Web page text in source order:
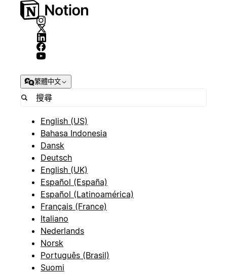
繁體中文
English (US)
Bahasa Indonesia
Dansk
Deutsch
English (UK)
Español (España)
Español (Latinoamérica)
Français (France)
Italiano
Nederlands
Norsk
Português (Brasil)
Suomi